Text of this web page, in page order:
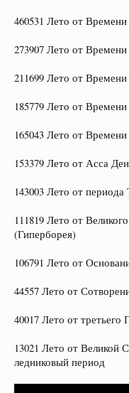
460531 Лето от
273907 Лето от
211699 Лето от Времени
185779 Лето от Времени
165043 Лето от
153379 Лето от Асса Деи
143003 Лето от
111819 Лето от
(Гиперборея)
106791 Лето от
44557 Лето от
40017 Лето от
13021 Лето от Великой
ледниковый период